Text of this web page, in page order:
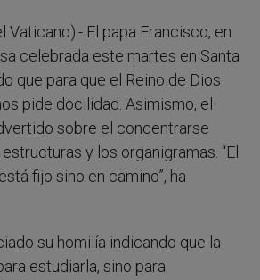
Vaticano).- El papa Francisco, en
celebrada este martes en Santa
que para que el Reino de Dios
pide docilidad. Asimismo, el
sobre el concentrarse
y los organigramas. “El
fijo sino en camino”, ha
su homilía indicando que la
estudiarla, sino para